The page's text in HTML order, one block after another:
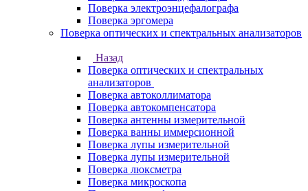
Поверка электроэнцефалографа
Поверка эргомера
Поверка оптических и спектральных анализаторов
Назад
Поверка оптических и спектральных
анализаторов
Поверка автоколлиматора
Поверка автокомпенсатора
Поверка антенны измерительной
Поверка ванны иммерсионной
Поверка лупы измерительной
Поверка лупы измерительной
Поверка люксметра
Поверка микроскопа